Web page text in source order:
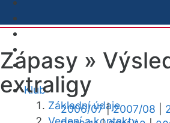
Klub
Základní údaje
Zápasy »
extraligy
2006/07|2007/08